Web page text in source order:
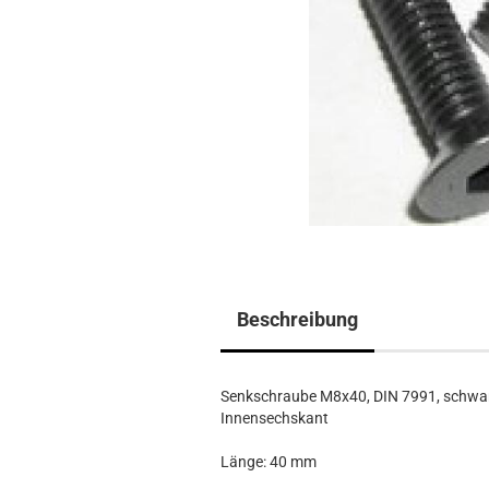
Beschreibung
Senkschraube M8x40, DIN 7991,
Innensechskant
Länge: 40 mm